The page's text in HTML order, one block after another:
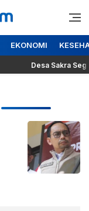
EKONOMI
Desa Sakra Segera